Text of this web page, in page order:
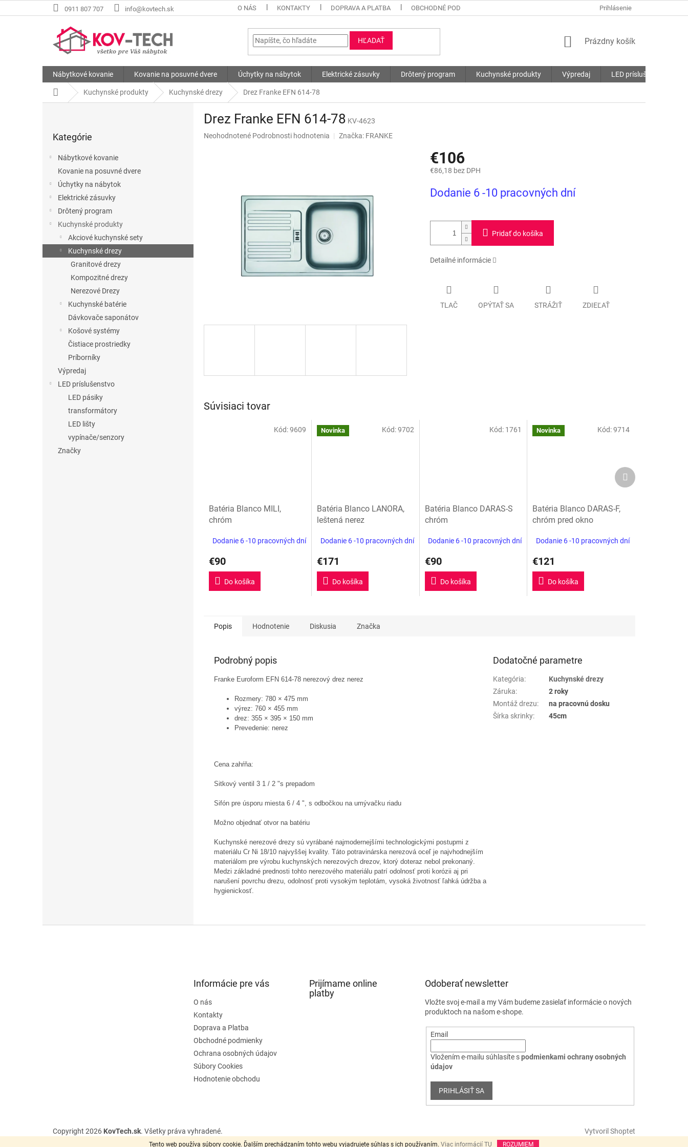
Tento web používa súbory cookie. Ďalším prechádzaním tohto webu vyjadrujete súhlas s ich používaním.Viac informácií TU ROZUMIEM
na
0911 807 707 info@kovtech.sk O NÁS KONTAKTY DOPRAVA A PLATBA OBCHODNÉ PODMIENKY SÚBORY COOKIES
Prihlásenie
HĽADAŤ
NÁKUPNÝ
Prázdny košík
Nábytkové kovanie Kovanie na posuvné dvere Úchytky na nábytok Elektrické zásuvky Drôtený program Kuchynské produkty Výpredaj LED príslušenstvo
DomovKuchynské produkty Kuchynské drezy Drez Franke EFN 614-78
kategórie
Kategórie
Nábytkové kovanie
Kovanie na posuvné dvere
Úchytky na nábytok
Elektrické zásuvky
Drôtený program
Kuchynské produkty
Akciové kuchynské sety
Kuchynské drezy
Granitové drezy
Kompozitné drezy
Nerezové Drezy
Kuchynské batérie
Dávkovače saponátov
Košové systémy
Čistiace prostriedky
Príborníky
Výpredaj
LED príslušenstvo
LED pásiky
transformátory
LED lišty
vypínače/senzory
Značky
Drez Franke EFN 614-78 KV-4623
Priemerné
Neohodnotené Podrobnosti hodnotenia Značka: FRANKE
€106
€86,18 bez DPH
cena:
Dodanie 6 -10 pracovných dní
Pridať do košíka
Detailné informácie
TLAČ OPÝTAŤ SA STRÁŽIŤ ZDIEĽAŤ
Súvisiaci tovar
Batéria Blanco MILI,
chróm
Dodanie 6 -10 pracovných dní
€90
Do košíka
Kód:9609 Novinka
Batéria Blanco LANORA,
leštená nerez
Dodanie 6 -10 pracovných dní
€171
Do košíka
Kód:9702
Batéria Blanco DARAS-S
chróm
Dodanie 6 -10 pracovných dní
€90
Do košíka
Kód: 1761 Novinka
Batéria Blanco DARAS-F,
chróm pred okno
Dodanie 6 -10 pracovných dní
€121
Do košíka
Kód:9714
Ďalší
produkt
Popis Hodnotenie Diskusia Značka
Podrobný popis
Franke Euroform EFN 614-78 nerezový drez nerez
Rozmery: 780 × 475 mm
výrez: 760 × 455 mm
drez: 355 × 395 × 150 mm
Prevedenie: nerez
Cena zahŕňa:
Sitkový ventil 3 1 / 2 "s prepadom
Sifón pre úsporu miesta 6 / 4 ", s odbočkou na umývačku riadu
Možno objednať otvor na batériu
Kuchynské nerezové drezy sú vyrábané najmodernejšími technologickými postupmi z
materiálu Cr Ni 18/10 najvyššej kvality. Táto potravinárska nerezová oceľ je najvhodnejším
materiálom pre výrobu kuchynských nerezových drezov, ktorý doteraz nebol prekonaný.
Medzi základné prednosti tohto nerezového materiálu patrí odolnosť proti korózii aj pri
narušení povrchu drezu, odolnosť proti vysokým teplotám, vysoká životnosť ľahká údržba a
hygienickosť.
Dodatočné parametre
Kategória:
Kuchynské drezy
Záruka:
2 roky
Montáž drezu:
na pracovnú dosku
Šírka skrinky: 45cm
Informácie pre vás
O nás
Kontakty
Doprava a Platba
Obchodné podmienky
Ochrana osobných údajov
Súbory Cookies
Hodnotenie obchodu
Prijímame online
platby
Odoberať newsletter
Vložte svoj e-mail a my Vám budeme zasielať informácie o nových
produktoch na našom e-shope.
Email
Vložením e-mailu súhlasíte spodmienkami ochrany osobných
údajov
PRIHLÁSIŤ SA
Vytvoril Shoptet
Copyright 2026 KovTech.sk. Všetky práva vyhradené.